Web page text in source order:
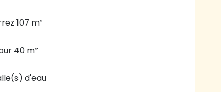
107 m²
40 m²
d'eau